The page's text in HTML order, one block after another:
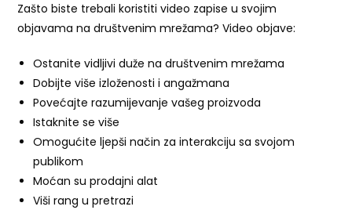
Zašto biste trebali koristiti video zapise u svojim
objavama na društvenim mrežama? Video objave:
Ostanite vidljivi duže na društvenim mrežama
Dobijte više izloženosti i angažmana
Povećajte razumijevanje vašeg proizvoda
Istaknite se više
Omogućite ljepši način za interakciju sa svojom
publikom
Moćan su prodajni alat
Viši rang u pretrazi